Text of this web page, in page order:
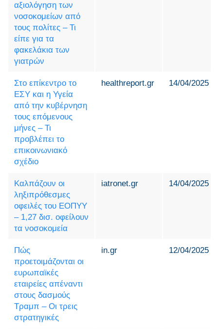
αξιολόγηση των
νοσοκομείων από
τους πολίτες – Τι
είπε για τα
φακελάκια των
γιατρών
Στο επίκεντρο το
ΕΣΥ και η Υγεία
από την κυβέρνηση
τους επόμενους
μήνες – Τι
προβλέπει το
επικοινωνιακό
σχέδιο
healthreport.gr 14/04/2025
Καλπάζουν οι
ληξιπρόθεσμες
οφειλές του ΕΟΠΥΥ
– 1,27 δισ. οφείλουν
τα νοσοκομεία
iatronet.gr 14/04/2025
Πώς
προετοιμάζονται οι
ευρωπαϊκές
εταιρείες απέναντι
στους δασμούς
Τραμπ – Οι τρεις
στρατηγικές
in.gr 12/04/2025